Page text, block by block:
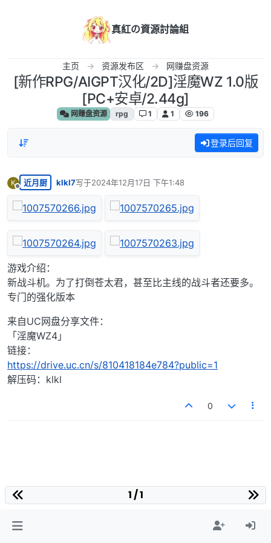
真紅の資源討論組
主页 资源发布区 网赚盘资源
[新作RPG/AIGPT汉化/2D]淫魔WZ 1.0版
[PC+安卓/2.44g]
网赚盘资源 rpg 1 1 196
登录后回复
K
离线
近月厨 klkl7写于2024年12月17日 下午1:48
最后由 编辑
游戏介绍：
新战斗机。为了打倒苍太君，甚至比主线的战斗者还要多。
专门的强化版本
来自UC网盘分享文件：
「淫魔WZ4」
链接：
https://drive.uc.cn/s/810418184e784?public=1
解压码：klkl
0
1 / 1